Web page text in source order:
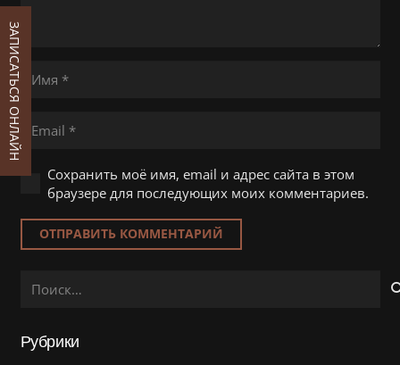
Сохранить моё имя, email и адрес сайта в этом
браузере для последующих моих комментариев.
ОТПРАВИТЬ КОММЕНТАРИЙ
Рубрики
ЗАПИСАТЬСЯ ОНЛАЙН